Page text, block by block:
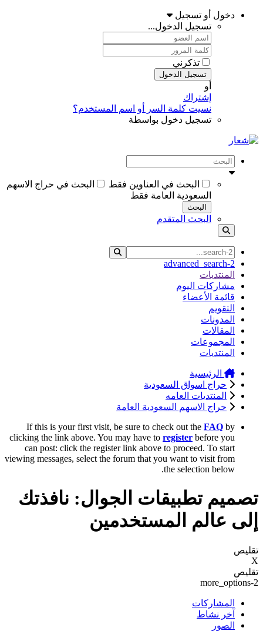
دخول أو تسجيل
تسجيل الدخول...
تذكرني
تسجيل الدخول
أو
إشتراك
نسيت كلمة السر أو اسم المستخدم؟
تسجيل دخول بواسطة
البحث في العناوين فقط
البحث في حراج الاسهم
السعودية العامة فقط
البحث
البحث المتقدم
advanced_search-2
المنتديات
مشاركات اليوم
قائمة الأعضاء
التقويم
المدونات
المقالات
المجموعات
المنتديات
الرئيسية
حراج اسواق السعودية
المنتديات العامه
حراج الاسهم السعودية العامة
If this is your first visit, be sure to check out the FAQ by
clicking the link above. You may have to register before you
can post: click the register link above to proceed. To start
viewing messages, select the forum that you want to visit from
the selection below.
تصميم تطبيقات الجوال: نافذتك
إلى عالم المستخدمين
تقليص
X
تقليص
more_options-2
المشاركات
آخر نشاط
الصور